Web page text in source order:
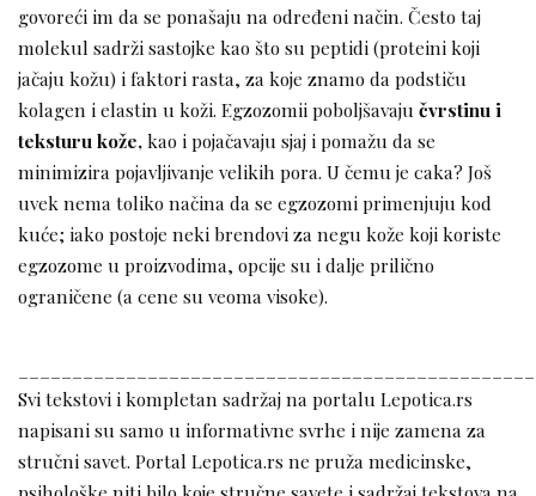
govoreći im da se ponašaju na određeni način. Često taj
molekul sadrži sastojke kao što su peptidi (proteini koji
jačaju kožu) i faktori rasta, za koje znamo da podstiču
kolagen i elastin u koži. Egzozomii poboljšavaju čvrstinu i
teksturu kože,kao i pojačavaju sjaj i pomažu da se
minimizira pojavljivanje velikih pora. U čemu je caka? Još
uvek nema toliko načina da se egzozomi primenjuju kod
kuće; iako postoje neki brendovi za negu kože koji koriste
egzozome u proizvodima, opcije su i dalje prilično
ograničene (a cene su veoma visoke).
Svi tekstovi i kompletan sadržaj na portalu Lepotica.rs
napisani su samo u informativne svrhe i nije zamena za
stručni savet. Portal Lepotica.rs ne pruža medicinske,